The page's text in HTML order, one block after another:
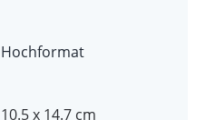
Hochformat
10.5 x 14.7 cm